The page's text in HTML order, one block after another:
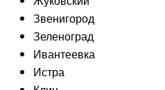
Звенигород
Зеленоград
Ивантеевка
Истра